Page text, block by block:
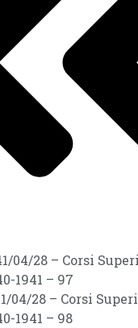
04/28 – Corsi
1941 – 97
04/28 – Corsi
1941 – 98